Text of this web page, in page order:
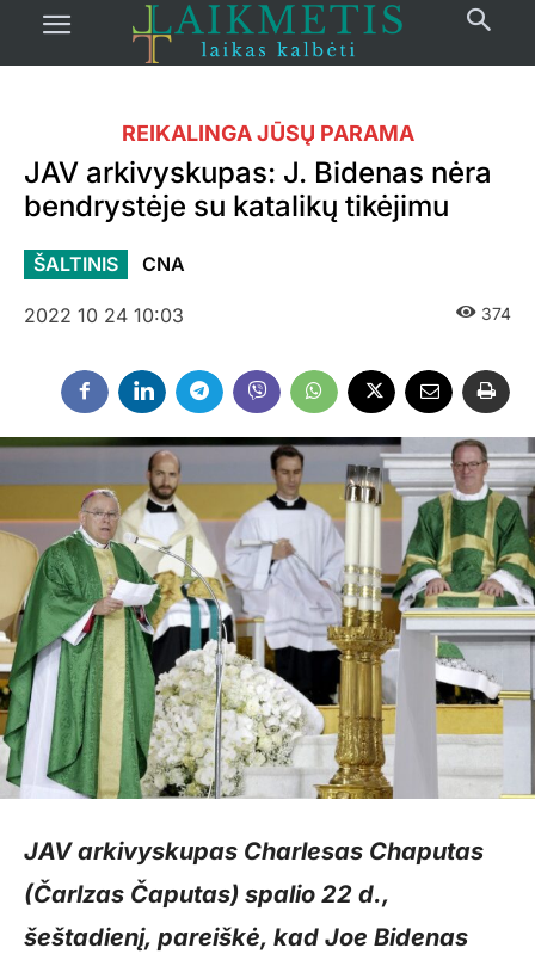
REIKALINGA JŪSŲ PARAMA
JAV arkivyskupas: J. Bidenas nėra
bendrystėje su katalikų tikėjimu
ŠALTINIS CNA
2022 10 24 10:03 374
JAV arkivyskupas Charlesas Chaputas
(Čarlzas Čaputas) spalio 22 d.,
šeštadienį, pareiškė, kad Joe Bidenas